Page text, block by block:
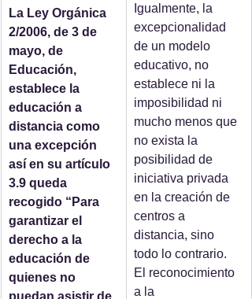
La Ley Orgánica
2/2006, de 3 de
mayo, de
Educación,
establece la
educación a
distancia como
una excepción
así en su artículo
3.9 queda
recogido “Para
garantizar el
derecho a la
educación de
quienes no
puedan asistir de
Igualmente, la
excepcionalidad
de un modelo
educativo, no
establece ni la
imposibilidad ni
mucho menos que
no exista la
posibilidad de
iniciativa privada
en la creación de
centros a
distancia, sino
todo lo contrario.
El reconocimiento
a la